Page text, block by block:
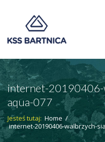
internet-20190406-
aqua-077
Jesteś tutaj: Home /
internet-20190406-walbrzych-